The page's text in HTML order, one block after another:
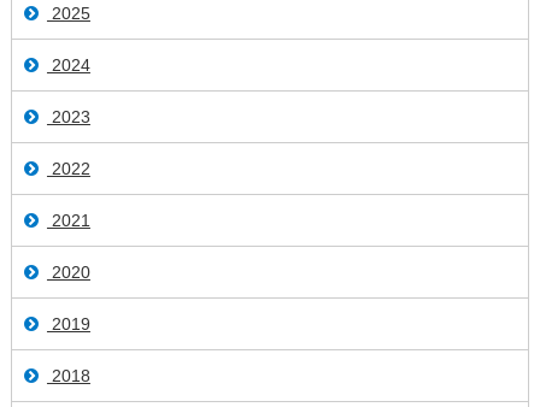
2025
2024
2023
2022
2021
2020
2019
2018